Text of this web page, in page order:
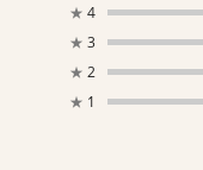
★ 4
★ 3
★ 2
★ 1